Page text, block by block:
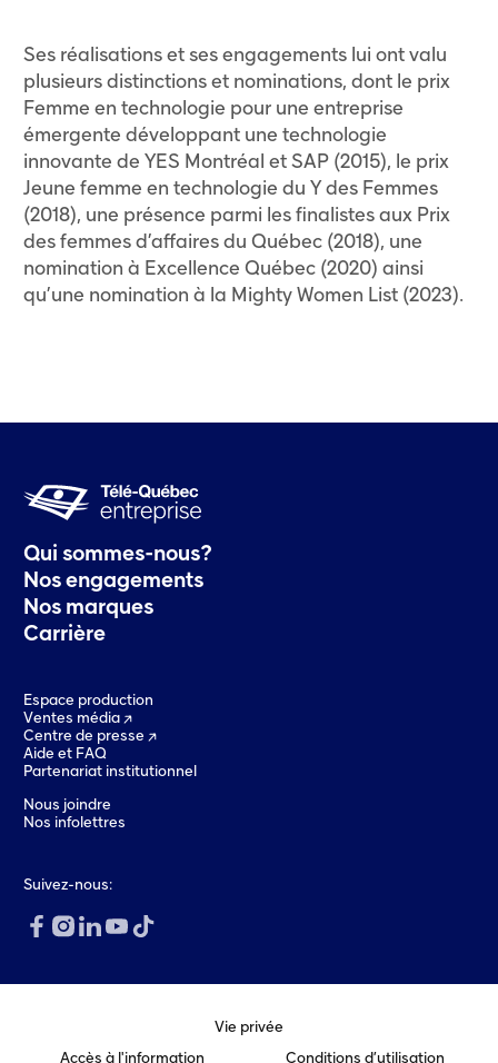
Ses réalisations et ses engagements lui ont valu
plusieurs distinctions et nominations, dont le prix
Femme en technologie pour une entreprise
émergente développant une technologie
innovante de YES Montréal et SAP (2015), le prix
Jeune femme en technologie du Y des Femmes
(2018), une présence parmi les finalistes aux Prix
des femmes d’affaires du Québec (2018), une
nomination à Excellence Québec (2020) ainsi
qu’une nomination à la Mighty Women List (2023).
Qui sommes-nous?
Nos engagements
Nos marques
Carrière
Espace production
Ventes média
Centre de presse
Aide et FAQ
Partenariat institutionnel
Nous joindre
Nos infolettres
Suivez-nous:
Vie privée
Accès à l'information Conditions d’utilisation